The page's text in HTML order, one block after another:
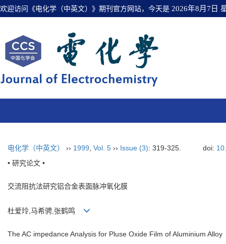
欢迎访问《电化学（中英文）》期刊官方网站，今天是 2026年8月7日
电化学（中英文） ›› 1999 Vol. 5 ›› Issue (3): 319-325. doi:
• 研究论文 •
交流阻抗法研究铝合金表面脉冲氧化膜
杜爱玲,马希骋,张鹤鸣
The AC impedance Analysis for Pluse Oxide Film of Aluminium Alloy